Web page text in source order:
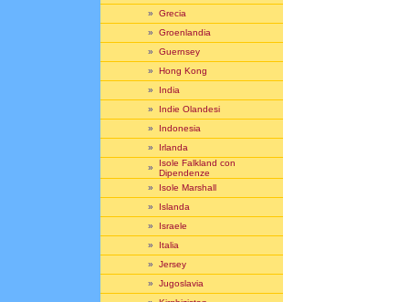
» Grecia
» Groenlandia
» Guernsey
» Hong Kong
» India
» Indie Olandesi
» Indonesia
» Irlanda
» Isole Falkland con
Dipendenze
» Isole Marshall
» Islanda
» Israele
» Italia
» Jersey
» Jugoslavia